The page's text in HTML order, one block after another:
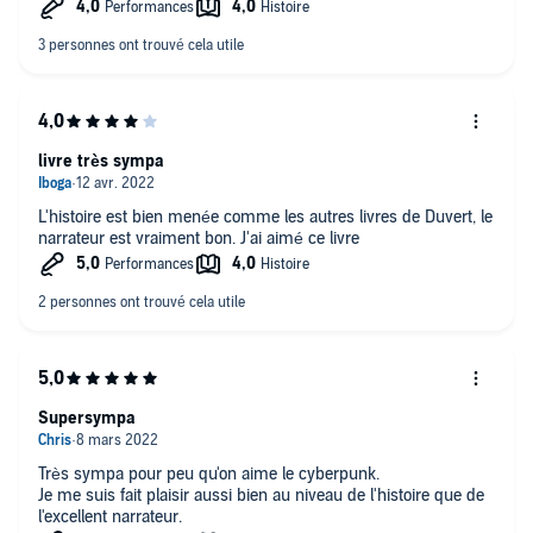
j'ai pu retrouver des parties de cet univers comme les
L'histoire est bien menée comme les autres livres de Duvert, le
narrateur est vraiment bon. J'ai aimé ce livre
livre très sympa
Très sympa pour peu qu'on aime le cyberpunk.
Je me suis fait plaisir aussi bien au niveau de l'histoire que de
l'excellent narrateur.
Supersympa